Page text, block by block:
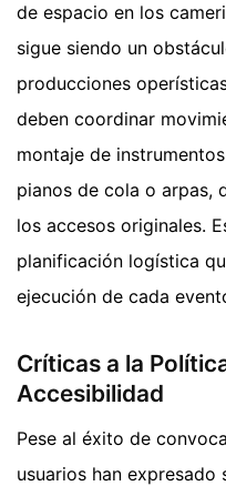
de espacio en los
sigue siendo un
producciones
deben coordinar
montaje de
pianos de cola o arpas,
los accesos originales.
planificación logística
ejecución de cada
Críticas a la
Accesibilidad
Pese al éxito de
usuarios han